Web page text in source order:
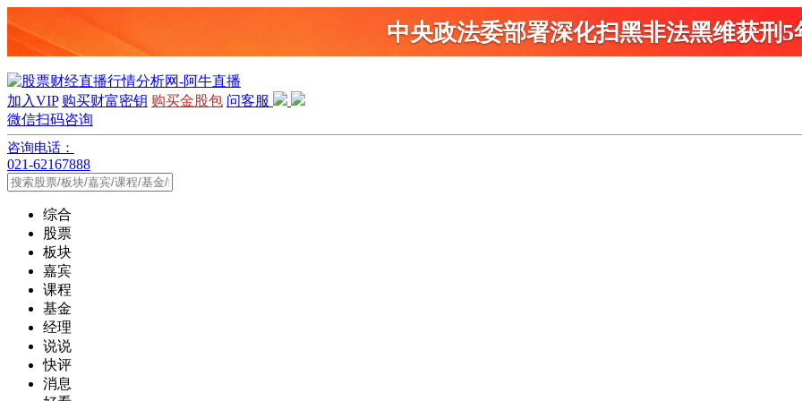
中央政法委部署深化扫黑非法黑维获刑5
加入VIP 购买财富密钥 购买金股包 问客服
微信扫码咨询
咨询电话：
021-62167888
综合
股票
板块
嘉宾
课程
基金
经理
说说
快评
消息